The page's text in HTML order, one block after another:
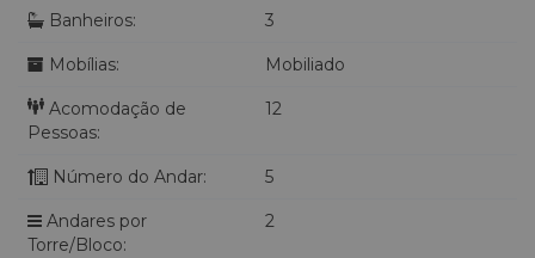
Banheiros: 3
Mobílias: Mobiliado
Acomodação de
Pessoas:
12
Número do Andar: 5
Andares por
Torre/Bloco:
2